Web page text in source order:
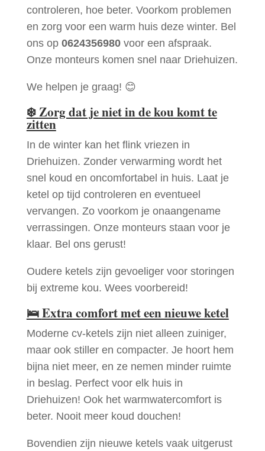
controleren, hoe beter. Voorkom problemen
en zorg voor een warm huis deze winter. Bel
ons op 0624356980voor een afspraak.
Onze monteurs komen snel naar Driehuizen.
We helpen je graag! 😊
❄️Zorg dat je niet in de kou komt te
zitten
In de winter kan het flink vriezen in
Driehuizen. Zonder verwarming wordt het
snel koud en oncomfortabel in huis. Laat je
ketel op tijd controleren en eventueel
vervangen. Zo voorkom je onaangename
verrassingen. Onze monteurs staan voor je
klaar. Bel ons gerust!
Oudere ketels zijn gevoeliger voor storingen
bij extreme kou. Wees voorbereid!
🛌Extra comfort met een nieuwe ketel
Moderne cv-ketels zijn niet alleen zuiniger,
maar ook stiller en compacter. Je hoort hem
bijna niet meer, en ze nemen minder ruimte
in beslag. Perfect voor elk huis in
Driehuizen! Ook het warmwatercomfort is
beter. Nooit meer koud douchen!
Bovendien zijn nieuwe ketels vaak uitgerust